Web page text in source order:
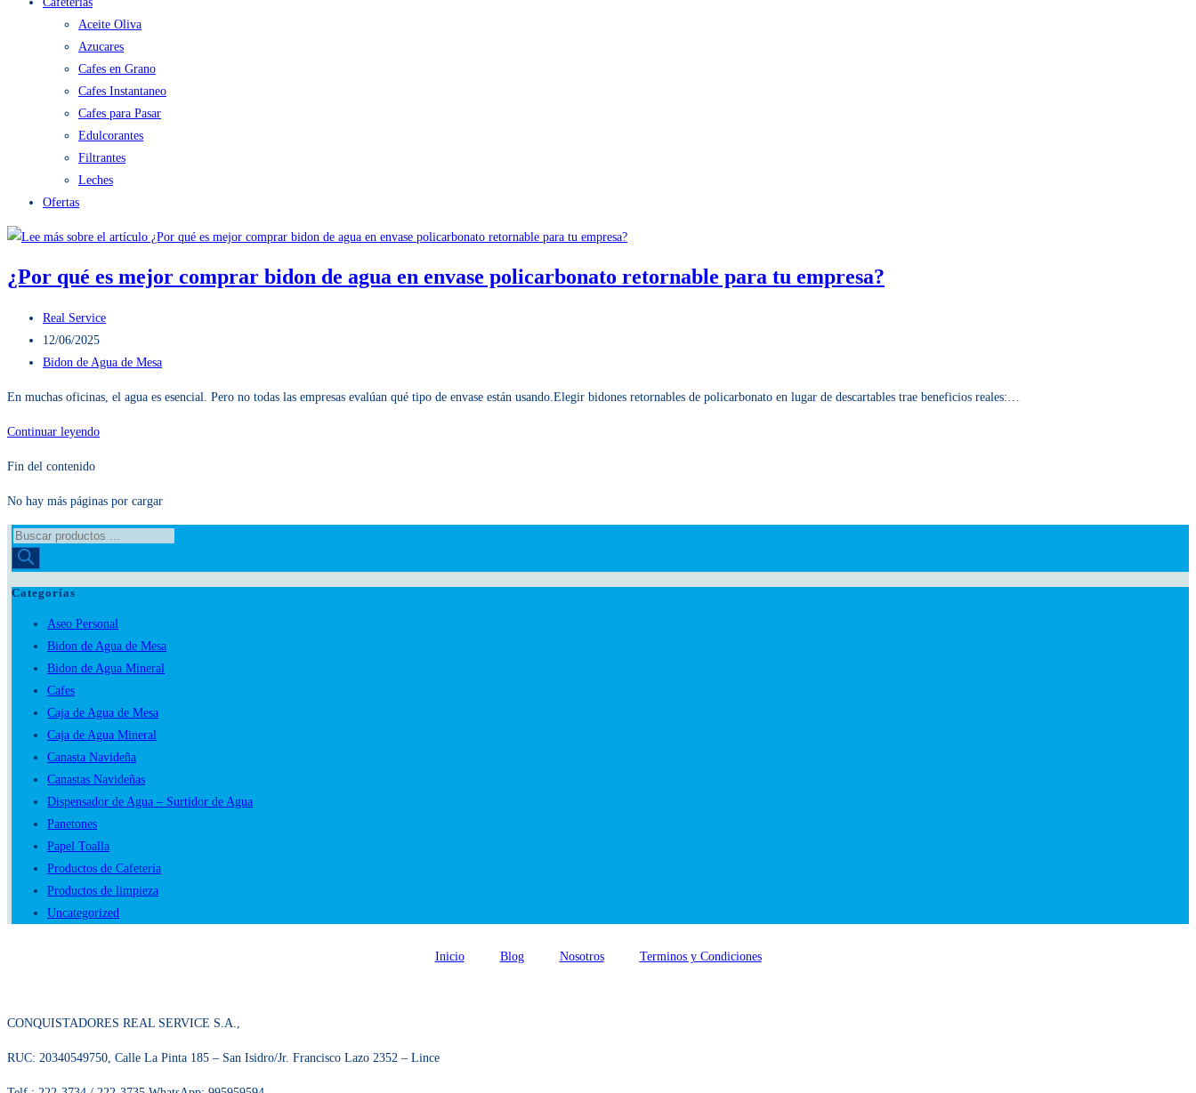
Aceite Oliva
Azucares
Cafes en Grano
Cafes Instantaneo
Cafes para Pasar
Edulcorantes
Filtrantes
Leches
Ofertas
¿Por qué es mejor comprar bidon de agua en envase policarbonato retornable para tu empresa?
Autor
de
la
Real Service
Publicación
de
12/06/2025
Categoría
entrada:
Bidon de Agua de Mesa
En muchas oficinas, el agua es esencial. Pero no todas las empresas evalúan qué tipo de envase están usando.Elegir bidones retornables de policarbonato en lugar de descartables trae beneficios reales:…
Continuar leyendo¿Por
mejor
bidon
agua
envase
policarbonato
retornable
tu
empresa?
Fin del contenido
No hay más páginas por cargar
Búsqueda
de
Categorías
Aseo Personal
Bidon de Agua de Mesa
Bidon de Agua Mineral
Cafes
Caja de Agua de Mesa
Caja de Agua Mineral
Canasta Navideña
Canastas Navideñas
Dispensador de Agua – Surtidor de Agua
Panetones
Papel Toalla
Productos de Cafeteria
Productos de limpieza
Uncategorized
Inicio Blog Nosotros Terminos y Condiciones
CONQUISTADORES REAL SERVICE S.A.,
RUC: 20340549750, Calle La Pinta 185 – San Isidro/Jr. Francisco Lazo 2352 – Lince